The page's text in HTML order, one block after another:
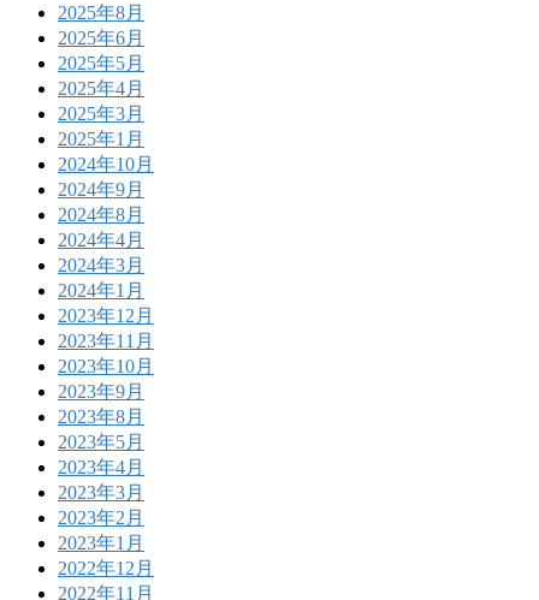
2025年8月
2025年6月
2025年5月
2025年4月
2025年3月
2025年1月
2024年10月
2024年9月
2024年8月
2024年4月
2024年3月
2024年1月
2023年12月
2023年11月
2023年10月
2023年9月
2023年8月
2023年5月
2023年4月
2023年3月
2023年2月
2023年1月
2022年12月
2022年11月